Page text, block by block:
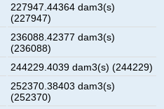
227947.44364 dam3(s)
(227947)
236088.42377 dam3(s)
(236088)
244229.4039 dam3(s) (244229)
252370.38403 dam3(s)
(252370)